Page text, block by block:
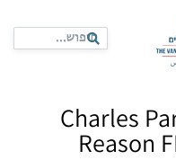
Charles
Reason